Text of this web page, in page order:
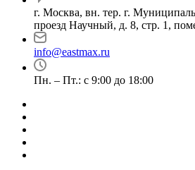
г. Москва, вн. тер. г.
проезд Научный, д. 8, стр. 1,
info@eastmax.ru
Пн. – Пт.: с 9:00 до 18:00